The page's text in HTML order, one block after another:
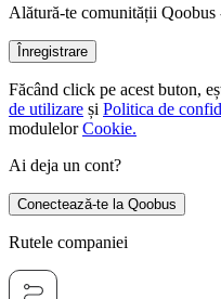
Alătură-te comunității Qoobus
Înregistrare
Făcând click pe acest buton,
de utilizare și Politica de
modulelor Cookie.
Ai deja un cont?
Conectează-te la Qoobus
Rutele companiei